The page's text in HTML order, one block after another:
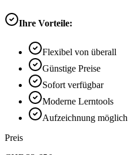
Ihre Vorteile:
Flexibel von überall
Günstige Preise
Sofort verfügbar
Moderne Lerntools
Aufzeichnung möglich
Preis